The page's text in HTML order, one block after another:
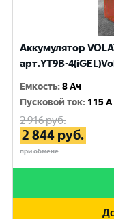
Аккумулятор
арт.YT9B-
Емкость:8 Ач
Пусковой ток: 115 A
2 916руб.
2 844 руб.
при обмене